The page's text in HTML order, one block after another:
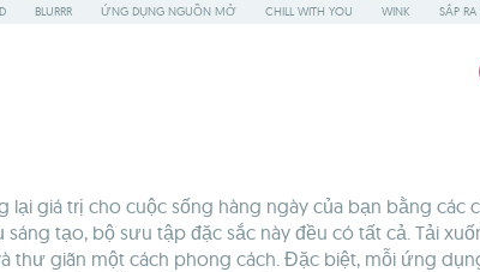
BLURRR ỨNG DỤNG NGUỒN MỞ CHILL WITH YOU WINK SẮP
giá trị cho cuộc sống hàng ngày của bạn bằng các
tạo, bộ sưu tập đặc sắc này đều có tất cả. Tải
giãn một cách phong cách. Đặc biệt, mỗi ứng